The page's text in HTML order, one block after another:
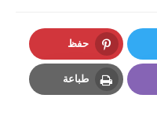
حفظ
Pinterest
طباعة